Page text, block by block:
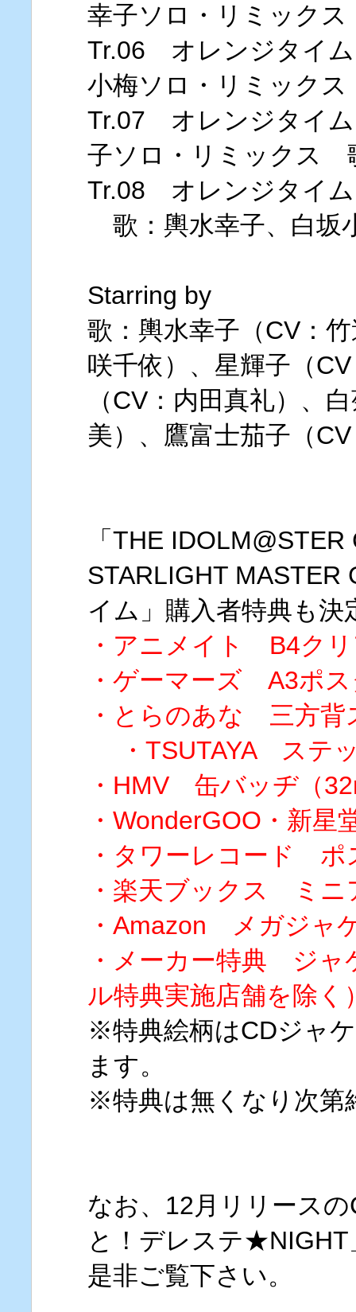
幸子ソロ・リミック
Tr.06 オレンジタイム
小梅ソロ・リミック
Tr.07 オレンジタイム
子ソロ・リミックス
Tr.08 オレンジタイム
歌：輿水幸子、白坂
Starring by
歌：輿水幸子（CV：
咲千依）、星輝子（
（CV：内田真礼）、
美）、鷹富士茄子（
「THE
STARLIGHT MASTER
イム」購入者特典も決
・アニメイト B4ク
・ゲーマーズ A3ポ
・とらのあな 三方背
・TSUTAYA ステッ
・HMV 缶バッヂ（
・WonderGOO・新
・タワーレコード ポ
・楽天ブックス ミニ
・Amazon メガジャ
・メーカー特典 ジ
ル特典実施店舗を除く
※特典絵柄はCDジャ
ます。
※特典は無くなり次第
なお、12月リリース
と！デレステ★NIGHT
是非ご覧下さい。